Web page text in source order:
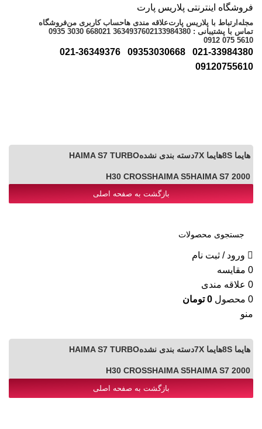
فروشگاه اینترنتی پلاریس پارت
مجله ارتباط با پلاریس پارتعلاقه مندی هاحساب کاربری منفروشگاه
تماس با پشتیبانی : 02133984380
021 36349376
0935 3030 668
0912 075 5610
021-33984380
09353030668
021-36349376
09120755610
هایما 8S هایما 7X دسته بندی نشدهHAIMA S7 TURBO
HAIMA S7 2000
HAIMA S5
H30 CROSS
بازگشت به صفحه اصلی
ورود / ثبت نام
0 مقایسه
0 علاقه مندی
0 محصول 0 تومان
منو
هایما 8S هایما 7X دسته بندی نشدهHAIMA S7 TURBO
HAIMA S7 2000
HAIMA S5
H30 CROSS
بازگشت به صفحه اصلی